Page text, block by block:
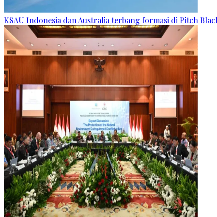
KSAU Indonesia dan Australia terbang formasi di Pitch